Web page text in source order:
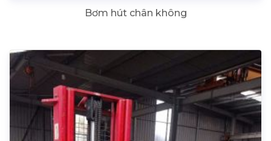
Bơm hút chân không